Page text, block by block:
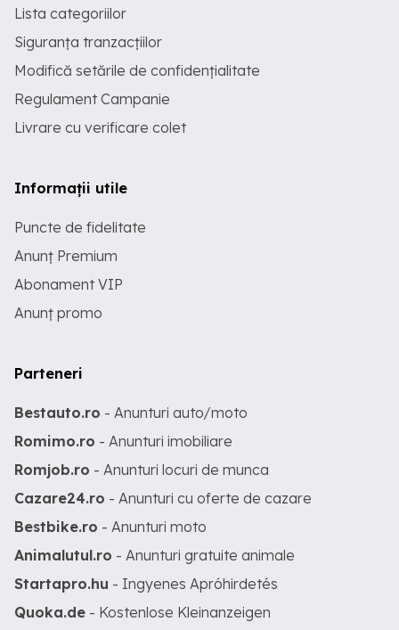
Lista categoriilor
Siguranța tranzacțiilor
Modifică setările de confidențialitate
Regulament Campanie
Livrare cu verificare colet
Informații utile
Puncte de fidelitate
Anunț Premium
Abonament VIP
Anunț promo
Parteneri
Bestauto.ro - Anunturi auto/moto
Romimo.ro - Anunturi imobiliare
Romjob.ro - Anunturi locuri de munca
Cazare24.ro - Anunturi cu oferte de cazare
Bestbike.ro - Anunturi moto
Animalutul.ro - Anunturi gratuite animale
Startapro.hu - Ingyenes Apróhirdetés
Quoka.de - Kostenlose Kleinanzeigen